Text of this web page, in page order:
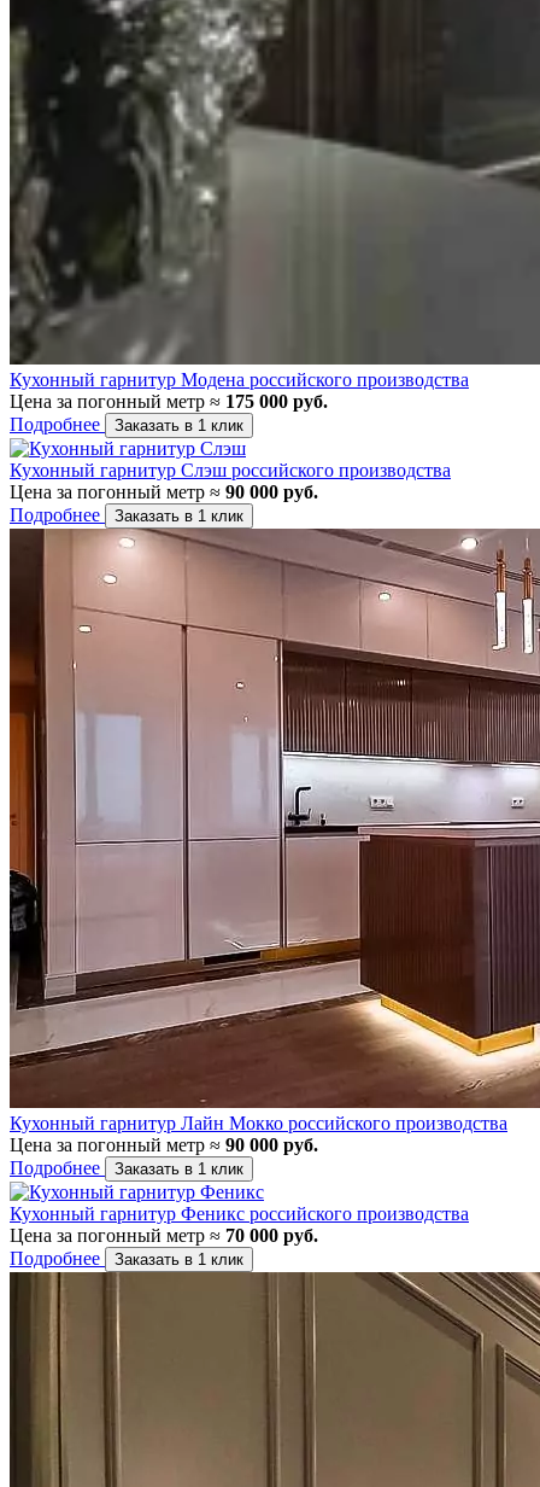
Кухонный гарнитур Модена российского производства
Цена за погонный метр ≈ 175 000 руб.
Подробнее
Заказать в 1 клик
Кухонный гарнитур Слэш российского производства
Цена за погонный метр ≈ 90 000 руб.
Подробнее
Заказать в 1 клик
Кухонный гарнитур Лайн Мокко российского производства
Цена за погонный метр ≈ 90 000 руб.
Подробнее
Заказать в 1 клик
Кухонный гарнитур Феникс российского производства
Цена за погонный метр ≈ 70 000 руб.
Подробнее
Заказать в 1 клик